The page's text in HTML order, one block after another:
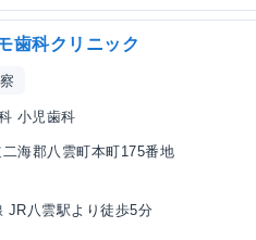
歯科クリニック
小児歯科
海郡八雲町本町175番地
JR八雲駅より徒歩5分